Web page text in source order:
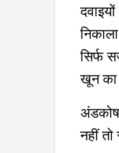
सिर्फ
खून का
अंडकोष
नहीं